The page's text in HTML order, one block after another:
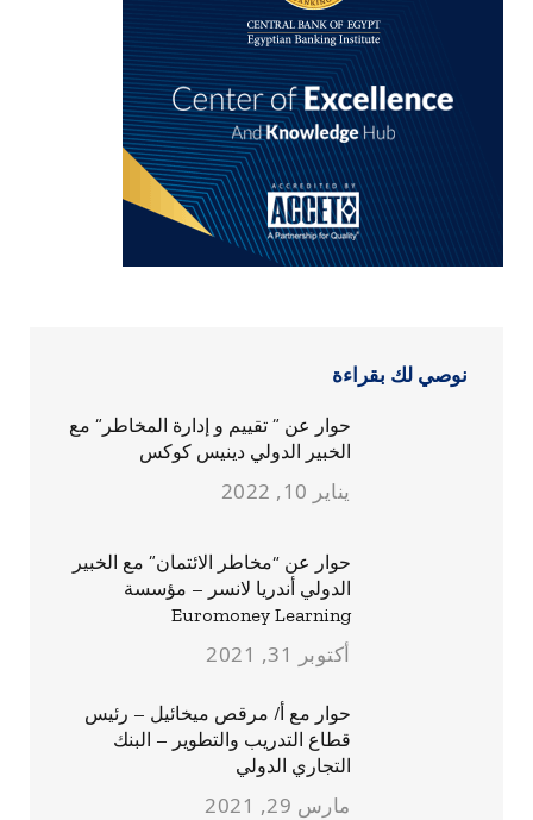
نوصي لك بقراءة
حوار عن ” تقييم و إدارة المخاطر” مع
الخبير الدولي دينيس كوكس
يناير 10, 2022
حوار عن “مخاطر الائتمان” مع الخبير
الدولي أندريا لانسر – مؤسسة
Euromoney Learning
أكتوبر 31, 2021
حوار مع أ/ مرقص ميخائيل – رئيس
قطاع التدريب والتطوير – البنك
التجاري الدولي
مارس 29, 2021